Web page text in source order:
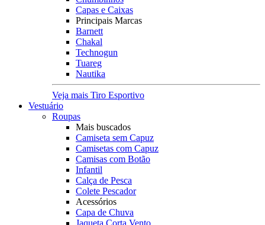
Capas e Caixas
Principais Marcas
Barnett
Chakal
Technogun
Tuareg
Nautika
Veja mais Tiro Esportivo
Vestuário
Roupas
Mais buscados
Camiseta sem Capuz
Camisetas com Capuz
Camisas com Botão
Infantil
Calça de Pesca
Colete Pescador
Acessórios
Capa de Chuva
Jaqueta Corta Vento